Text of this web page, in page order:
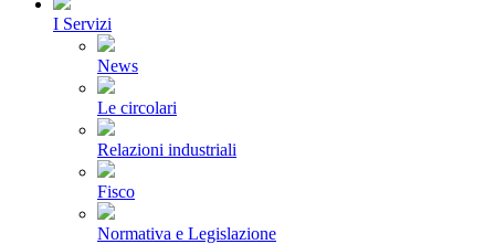
I Servizi
News
Le circolari
Relazioni industriali
Fisco
Normativa e Legislazione